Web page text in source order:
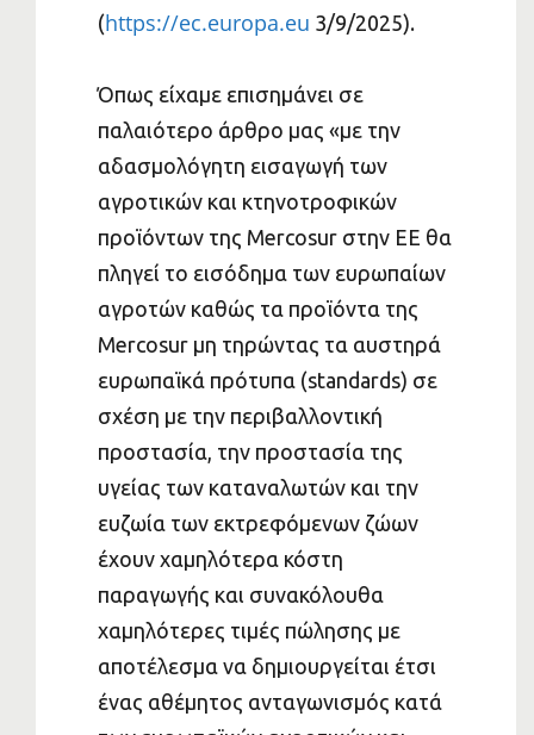
(https://ec.europa.eu 3/9/2025).
Όπως είχαμε επισημάνει σε
παλαιότερο άρθρο μας «με την
αδασμολόγητη εισαγωγή των
αγροτικών και κτηνοτροφικών
προϊόντων της Mercosur στην ΕΕ θα
πληγεί το εισόδημα των ευρωπαίων
αγροτών καθώς τα προϊόντα της
Mercosur μη τηρώντας τα αυστηρά
ευρωπαϊκά πρότυπα (standards) σε
σχέση με την περιβαλλοντική
προστασία, την προστασία της
υγείας των καταναλωτών και την
ευζωία των εκτρεφόμενων ζώων
έχουν χαμηλότερα κόστη
παραγωγής και συνακόλουθα
χαμηλότερες τιμές πώλησης με
αποτέλεσμα να δημιουργείται έτσι
ένας αθέμητος ανταγωνισμός κατά